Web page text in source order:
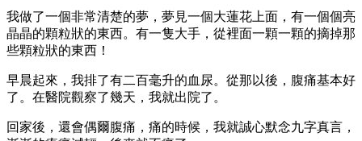
我做了一個非常清楚的夢，夢見一個大蓮花上面，有一個個亮
晶晶的顆粒狀的東西。有一隻大手，從裡面一顆一顆的摘掉那
些顆粒狀的東西！
早晨起來，我排了有二百毫升的血尿。從那以後，腹痛基本好
了。在醫院觀察了幾天，我就出院了。
回家後，還會偶爾腹痛，痛的時候，我就誠心默念九字真言，